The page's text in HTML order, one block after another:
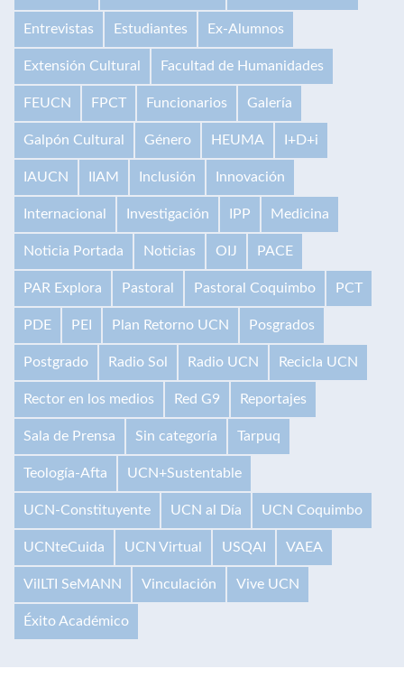
Entrevistas Estudiantes Ex-Alumnos
Extensión Cultural Facultad de Humanidades
FEUCN FPCT Funcionarios Galería
Galpón Cultural Género HEUMA I+D+i
IAUCN IIAM Inclusión Innovación
Internacional Investigación IPP Medicina
Noticia Portada Noticias OIJ PACE
PAR Explora Pastoral Pastoral Coquimbo PCT
PDE PEI Plan Retorno UCN Posgrados
Postgrado Radio Sol Radio UCN Recicla UCN
Rector en los medios Red G9 Reportajes
Sala de Prensa Sin categoría Tarpuq
Teología-Afta UCN+Sustentable
UCN-Constituyente UCN al Día UCN Coquimbo
UCNteCuida UCN Virtual USQAI VAEA
VilLTI SeMANN Vinculación Vive UCN
Éxito Académico